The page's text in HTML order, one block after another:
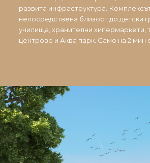
развита инфраструктура.
непосредствена близост до детски
училища, хранителни хипермаркети,
центрове и Аква парк. Само на 2 мин